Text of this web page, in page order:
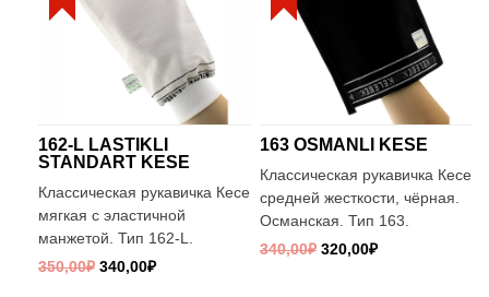
162-L LASTIKLI
STANDART KESE
Классическая рукавичка Кесе
мягкая с эластичной
манжетой. Тип 162-L.
350,00₽ 340,00₽
163 OSMANLI KESE
Классическая рукавичка Кесе
средней жесткости, чёрная.
Османская. Тип 163.
340,00₽ 320,00₽